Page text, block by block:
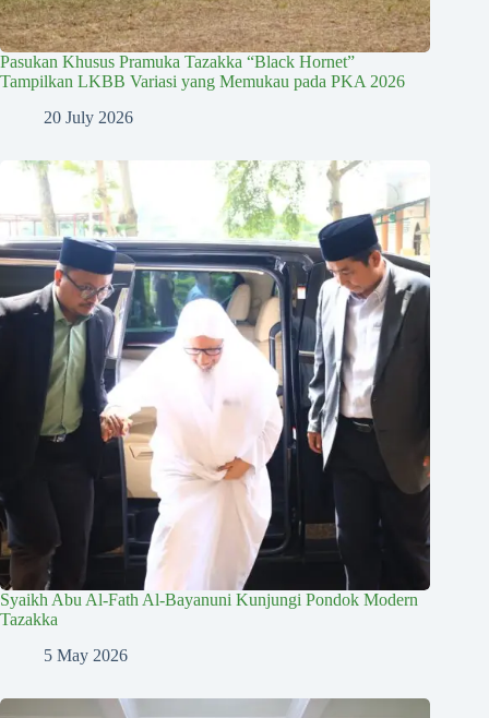
Pasukan Khusus Pramuka Tazakka “Black Hornet”
Tampilkan LKBB Variasi yang Memukau pada PKA 2026
20 July 2026
Syaikh Abu Al-Fath Al-Bayanuni Kunjungi Pondok Modern
Tazakka
5 May 2026